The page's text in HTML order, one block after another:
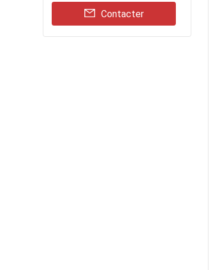
Contacter